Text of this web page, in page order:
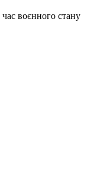
воєнного стану